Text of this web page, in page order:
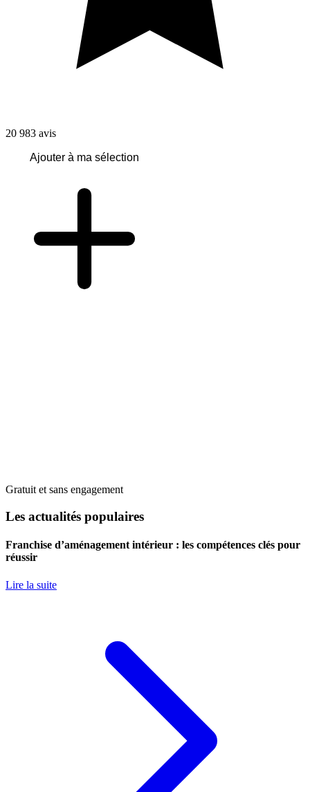
20 983 avis
Ajouter à ma sélection
Gratuit et sans engagement
Les actualités populaires
Franchise d’aménagement intérieur : les compétences clés pour
réussir
Lire la suite